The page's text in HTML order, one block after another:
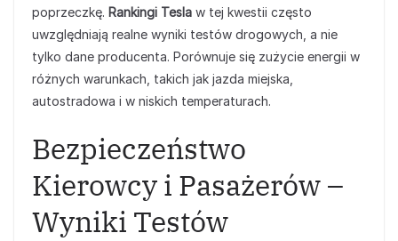
poprzeczkę. Rankingi Tesla w tej kwestii często
uwzględniają realne wyniki testów drogowych, a nie
tylko dane producenta. Porównuje się zużycie energii w
różnych warunkach, takich jak jazda miejska,
autostradowa i w niskich temperaturach.
Bezpieczeństwo
Kierowcy i Pasażerów –
Wyniki Testów